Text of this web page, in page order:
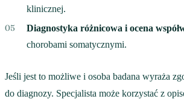
klinicznej.
Diagnostyka różnicowa i ocena
chorobami somatycznymi.
Jeśli jest to możliwe i osoba badana wyraża
do diagnozy. Specjalista może korzystać z